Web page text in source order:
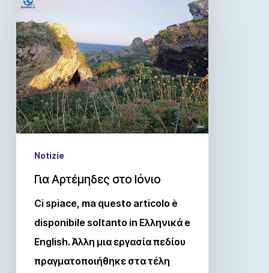
Notizie
Για Αρτέμηδες στο Ιόνιο
Ci spiace, ma questo articolo è
disponibile soltanto in Ελληνικά e
English. Άλλη μια εργασία πεδίου
πραγματοποιήθηκε στα τέλη